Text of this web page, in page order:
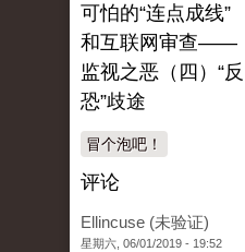
可怕的“连点成线”
和互联网审查——
监视之恶（四）“反
恐”歧途
冒个泡吧！
评论
Ellincuse (未验证)
星期六, 06/01/2019 - 19:52